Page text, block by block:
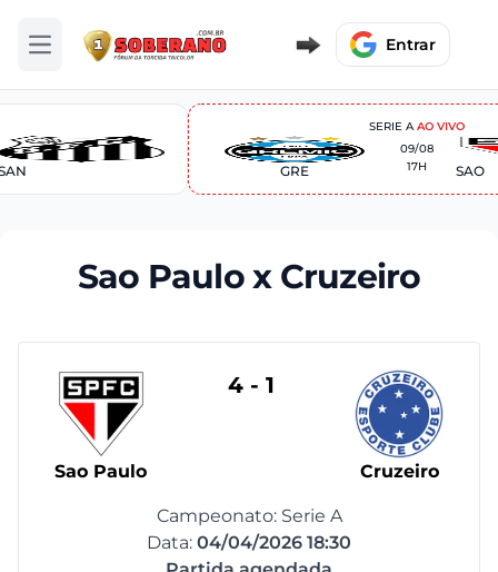
Abrir menu Entrar
SERIE AAO VIVO
GRE
09/08
17H
SAO
Sao Paulo x Cruzeiro
Sao Paulo
4 - 1
Cruzeiro
Campeonato: Serie A
Data: 04/04/2026 18:30